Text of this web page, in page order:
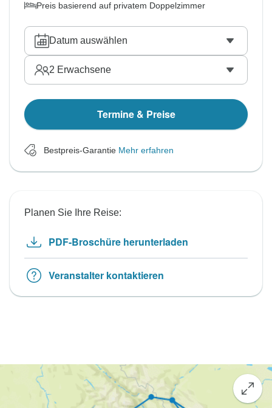
Preis basierend auf privatem Doppelzimmer
Datum auswählen
2 Erwachsene
Termine & Preise
Bestpreis-Garantie Mehr erfahren
Planen Sie Ihre Reise:
PDF-Broschüre herunterladen
Veranstalter kontaktieren